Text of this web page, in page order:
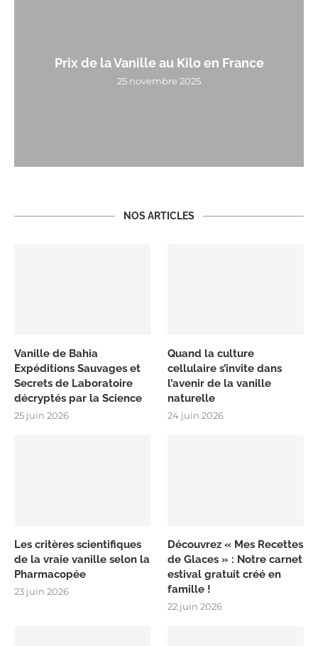
Prix de la Vanille au Kilo en France
25 novembre 2025
NOS ARTICLES
Vanille de Bahia
Expéditions Sauvages et
Secrets de Laboratoire
décryptés par la Science
25 juin 2026
Quand la culture
cellulaire s’invite dans
l’avenir de la vanille
naturelle
24 juin 2026
Les critères scientifiques
de la vraie vanille selon la
Pharmacopée
23 juin 2026
Découvrez « Mes Recettes
de Glaces » : Notre carnet
estival gratuit créé en
famille !
22 juin 2026